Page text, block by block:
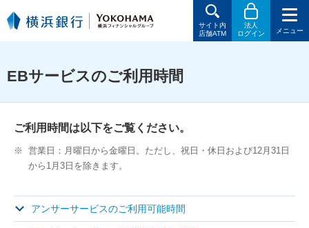
サイト内
店舗ATM
法人
ログイン
メニュー
EBサービスのご利用時間
ご利用時間は以下をご覧ください。
※
営業日：月曜日から金曜日。ただし、祝日・休日および12月31日
から1月3日を除きます。
アンサーサービスのご利用可能時間